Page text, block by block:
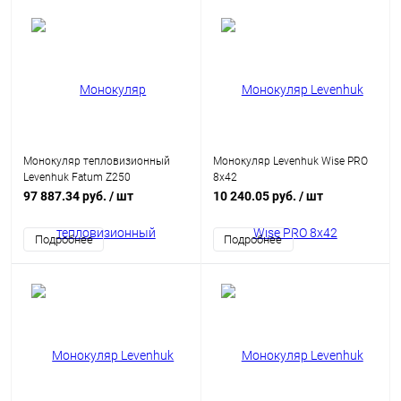
Монокуляр тепловизионный
Levenhuk Fatum Z250
97 887.34 руб. / шт
Подробнее
Монокуляр Levenhuk Wise PRO
8x42
10 240.05 руб. / шт
Подробнее